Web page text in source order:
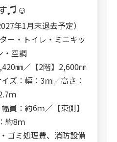
♫☺
年1月末退去予定）
ー・トイレ・ミニキッ
・空調
㎜／【2階】2,600㎜
ズ：幅：3ｍ／高さ：
ｍ
員：約6ｍ／【東側】
約8ｍ
ゴミ処理費、消防設備